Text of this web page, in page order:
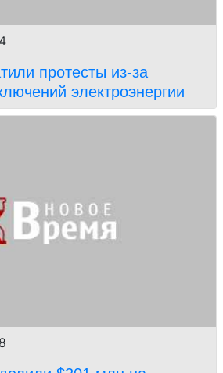
протесты из-за
электроэнергии